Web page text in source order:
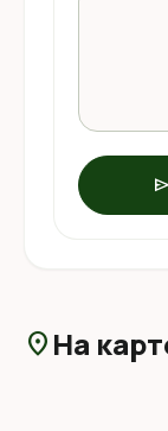
location_on На